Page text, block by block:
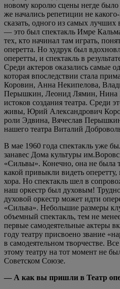
новому королю сцены негде было
же начались репетиции не
сказать, одного из самых лучших
— это был спектакль Имре
тех, кто начинал там играть,
оперетта. Но худрук был
оперетты, и спектакль в
Среди актеров оказались самые
которая впоследствии стала
Коровин, Анна Некипелова,
Перышкин, Леонид Лямин, Нина
истоков создания театра. Среди
живы, Юрий Александрович
роли Эдвина, Вячеслав
нашего театра Виталий
В мае 1960 года спектакль уже
занавес Дома культуры
«Сильвы». Конечно, она не была
какой привыкли видеть
хора. Но спектакль шел в
наш оркестр был духовым!
духовой оркестр может идти
«Сильва». Небольшие размеры
объемный спектакль, тем не
первые самодеятельные актеры
году театру присвоено звание
в самодеятельном творчестве.
этому театру на тот момент не
Советском Союзе.
— А как вы пришли в Театр